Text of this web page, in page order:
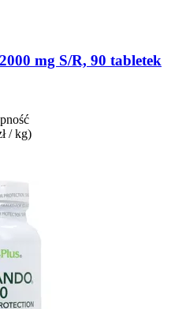
mg S/R, 90 tabletek
/ kg)